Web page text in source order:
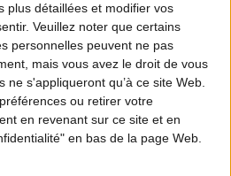
plus détaillées et modifier vos
Veuillez noter que certains
personnelles peuvent ne pas
mais vous avez le droit de vous
ne s'appliqueront qu’à ce site Web.
ou retirer votre
en revenant sur ce site et en
en bas de la page Web.